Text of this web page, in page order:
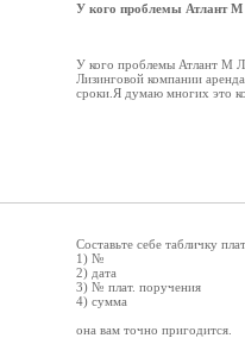
У кого проблемы Атлант М
У кого проблемы Атлант М
Лизинговой компании
сроки.Я думаю многих это
Составьте себе табличку
1) №
2) дата
3) № плат. поручения
4) сумма
она вам точно пригодится.